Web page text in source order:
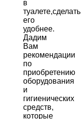
в
туалете,сделать
его
удобнее.
Дадим
Вам
рекомендации
по
приобретению
оборудования
и
гигиенических
средств,
которые